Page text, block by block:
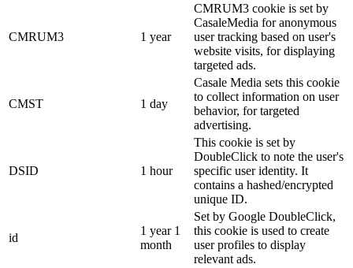
CMRUM3 1 year
CMRUM3 cookie is set by
CasaleMedia for anonymous
user tracking based on user's
website visits, for displaying
targeted ads.
CMST 1 day
Casale Media sets this cookie
to collect information on user
behavior, for targeted
advertising.
DSID 1 hour
This cookie is set by
DoubleClick to note the user's
specific user identity. It
contains a hashed/encrypted
unique ID.
id
1 year 1
month
Set by Google DoubleClick,
this cookie is used to create
user profiles to display
relevant ads.